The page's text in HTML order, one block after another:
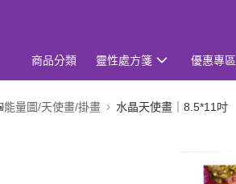
商品分類 靈性處方箋 優惠專區
量圖/天使畫/掛畫 水晶天使畫｜8.5*11吋